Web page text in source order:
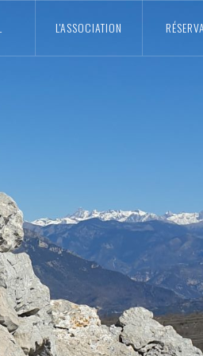
L'ASSOCIATION